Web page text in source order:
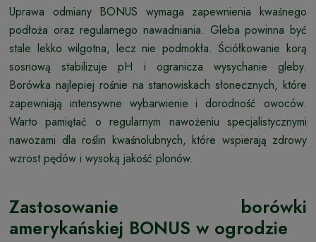
Uprawa odmiany BONUS wymaga zapewnienia kwaśnego
podłoża oraz regularnego nawadniania. Gleba powinna być
stale lekko wilgotna, lecz nie podmokła. Ściółkowanie korą
sosnową stabilizuje pH i ogranicza wysychanie gleby.
Borówka najlepiej rośnie na stanowiskach słonecznych, które
zapewniają intensywne wybarwienie i dorodność owoców.
Warto pamiętać o regularnym nawożeniu specjalistycznymi
nawozami dla roślin kwaśnolubnych, które wspierają zdrowy
wzrost pędów i wysoką jakość plonów.
Zastosowanie borówki
amerykańskiej BONUS w ogrodzie